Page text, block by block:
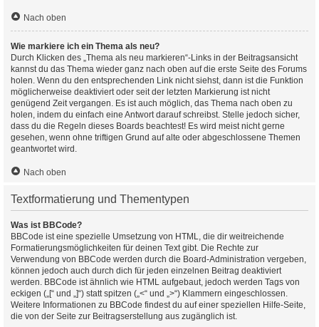
Nach oben
Wie markiere ich ein Thema als neu?
Durch Klicken des „Thema als neu markieren“-Links in der Beitragsansicht
kannst du das Thema wieder ganz nach oben auf die erste Seite des Forums
holen. Wenn du den entsprechenden Link nicht siehst, dann ist die Funktion
möglicherweise deaktiviert oder seit der letzten Markierung ist nicht
genügend Zeit vergangen. Es ist auch möglich, das Thema nach oben zu
holen, indem du einfach eine Antwort darauf schreibst. Stelle jedoch sicher,
dass du die Regeln dieses Boards beachtest! Es wird meist nicht gerne
gesehen, wenn ohne triftigen Grund auf alte oder abgeschlossene Themen
geantwortet wird.
Nach oben
Textformatierung und Thementypen
Was ist BBCode?
BBCode ist eine spezielle Umsetzung von HTML, die dir weitreichende
Formatierungsmöglichkeiten für deinen Text gibt. Die Rechte zur
Verwendung von BBCode werden durch die Board-Administration vergeben,
können jedoch auch durch dich für jeden einzelnen Beitrag deaktiviert
werden. BBCode ist ähnlich wie HTML aufgebaut, jedoch werden Tags von
eckigen („[“ und „]“) statt spitzen („<“ und „>“) Klammern eingeschlossen.
Weitere Informationen zu BBCode findest du auf einer speziellen Hilfe-Seite,
die von der Seite zur Beitragserstellung aus zugänglich ist.